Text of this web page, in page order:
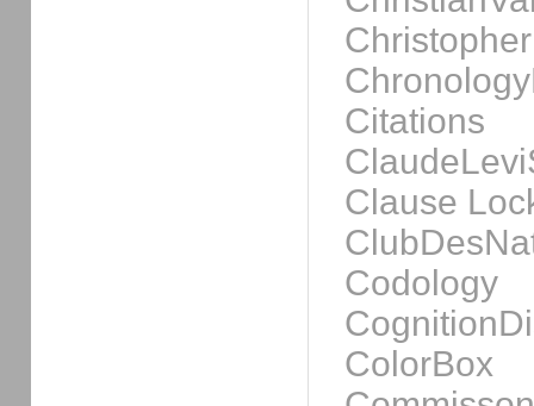
Citations
Clause
Codology
ColorBox